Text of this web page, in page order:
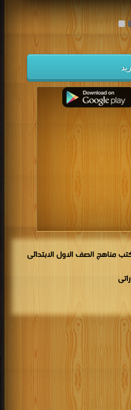
مناهج الصف الاول الابتدائى